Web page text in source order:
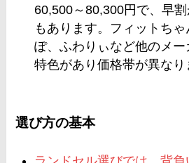
60,500～80,300円で、早
もあります。フィットち
ぽ、ふわりぃなど他のメ
特色があり価格帯が異なり
選び方の基本